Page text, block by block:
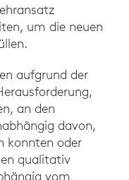
um die neuen
aufgrund der
an den
davon,
konnten oder
qualitativ
vom